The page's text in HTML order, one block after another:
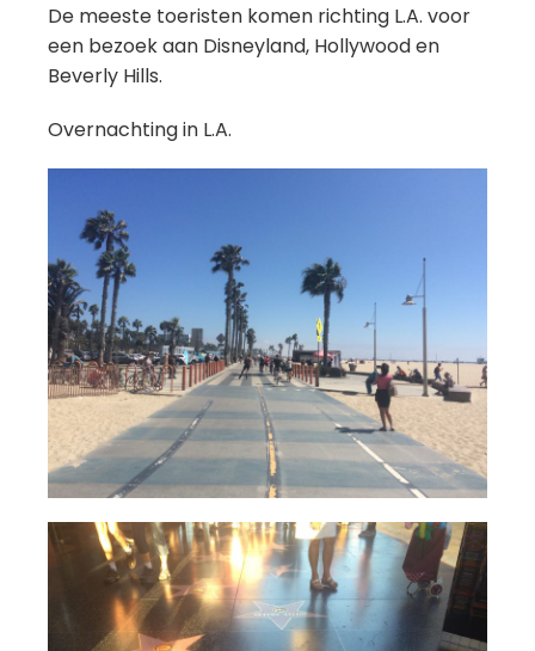
De meeste toeristen komen richting L.A. voor
een bezoek aan Disneyland, Hollywood en
Beverly Hills.
Overnachting in L.A.